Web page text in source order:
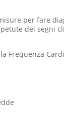
per fare
dei segni
Frequenza